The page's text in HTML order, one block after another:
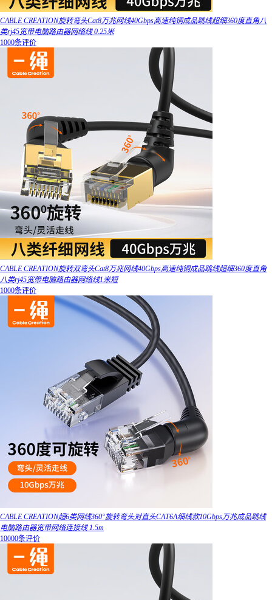
CABLE CREATION旋转弯头Cat8万兆网线40Gbps高速纯铜成品跳线超细360度直角八
类rj45宽带电脑路由器网络线 0.25米
1000条评价
CABLE CREATION旋转双弯头Cat8万兆网线40Gbps高速纯铜成品跳线超细360度直角
八类rj45宽带电脑路由器网络线1米短
1000条评价
CABLE CREATION超6类网线360°旋转弯头对直头CAT6A细线款10Gbps万兆成品跳线
电脑路由器宽带网络连接线 1.5m
10000条评价